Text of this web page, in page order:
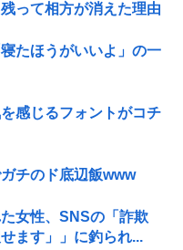
って相方が消えた理由
たほうがいいよ」の一
感じるフォントがコチ
チのド底辺飯www
女性、SNSの「詐欺
ます」」に釣られ...